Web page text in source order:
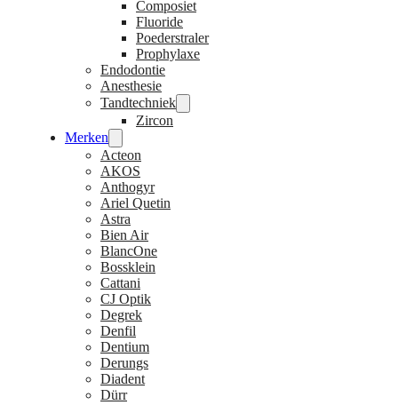
Composiet
Fluoride
Poederstraler
Prophylaxe
Endodontie
Anesthesie
Tandtechniek
Zircon
Merken
Acteon
AKOS
Anthogyr
Ariel Quetin
Astra
Bien Air
BlancOne
Bossklein
Cattani
CJ Optik
Degrek
Denfil
Dentium
Derungs
Diadent
Dürr